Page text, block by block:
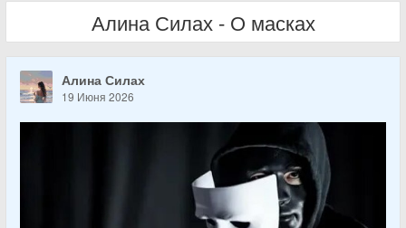
Алина Силах - О масках
Алина Силах
19 Июня 2026